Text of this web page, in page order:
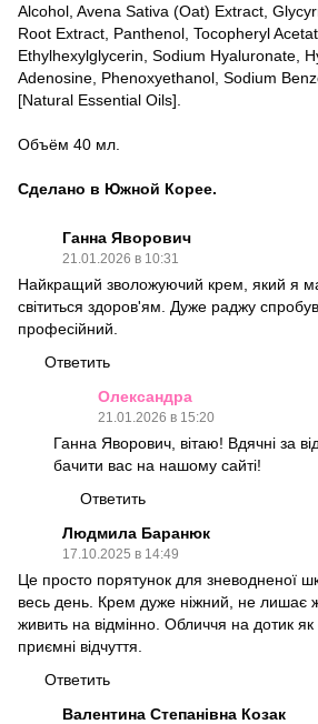
Alcohol, Avena Sativa (Oat) Extract,
Root Extract, Panthenol, Tocopheryl
Ethylhexylglycerin, Sodium Hyaluronate,
Adenosine, Phenoxyethanol, Sodium
[Natural Essential Oils].
Объём 40 мл.
Сделано в Южной Корее.
Ганна Яворович
21.01.2026 в 10:31
Найкращий зволожуючий крем, який я
світиться здоров'ям. Дуже раджу
професійний.
Ответить
Олександра
21.01.2026 в 15:20
Ганна Яворович, вітаю! Вдячні за
бачити вас на нашому сайті!
Ответить
Людмила Баранюк
17.10.2025 в 14:49
Це просто порятунок для зневодненої
весь день. Крем дуже ніжний, не лишає
живить на відмінно. Обличчя на дотик
приємні відчуття.
Ответить
Валентина Степанівна Козак